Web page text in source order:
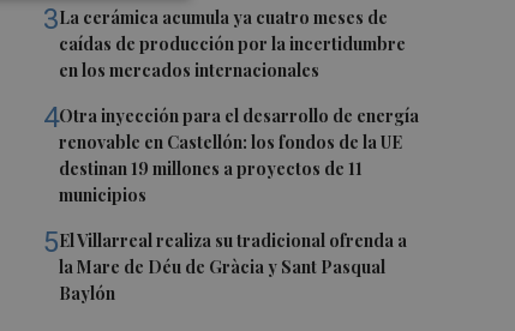
3La cerámica acumula ya cuatro meses de
caídas de producción por la incertidumbre
en los mercados internacionales
4Otra inyección para el desarrollo de energía
renovable en Castellón: los fondos de la UE
destinan 19 millones a proyectos de 11
municipios
5El Villarreal realiza su tradicional ofrenda a
la Mare de Déu de Gràcia y Sant Pasqual
Baylón